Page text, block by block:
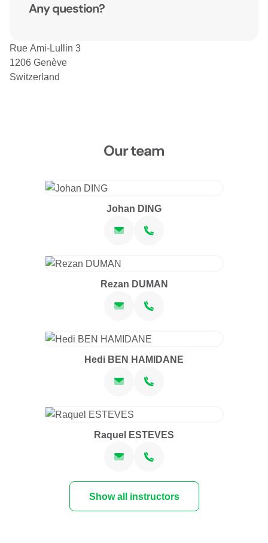
Any question?
Rue Ami-Lullin 3
1206 Genève
Switzerland
Our team
Johan DING
Rezan DUMAN
Hedi BEN HAMIDANE
Raquel ESTEVES
Show all instructors